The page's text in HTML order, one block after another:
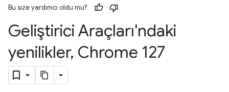
Bu size yardımcı oldu mu?
Geliştirici Araçları'ndaki
yenilikler, Chrome 127